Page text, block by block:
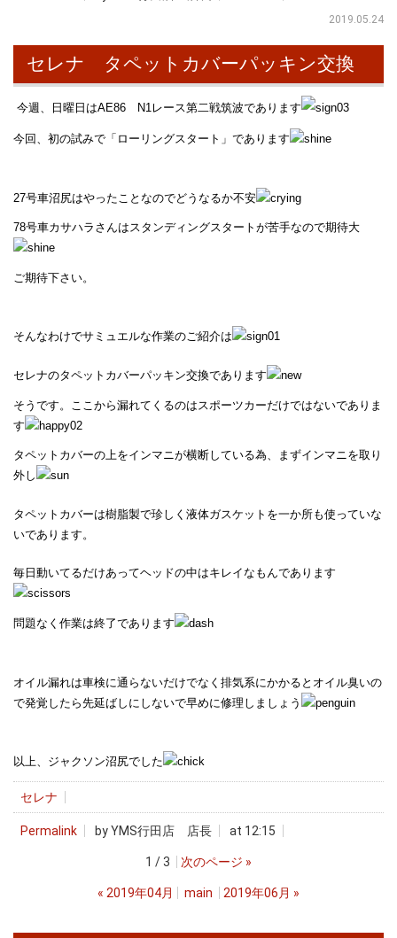
2019.05.24
セレナ タペットカバーパッキン交換
今週、日曜日はAE86 N1レース第二戦筑波であります
今回、初の試みで「ローリングスタート」であります
27号車沼尻はやったことなのでどうなるか不安
78号車カサハラさんはスタンディングスタートが苦手なので期待大
ご期待下さい。
そんなわけでサミュエルな作業のご紹介は
セレナのタペットカバーパッキン交換であります
そうです。ここから漏れてくるのはスポーツカーだけではないでありま
す
タペットカバーの上をインマニが横断している為、まずインマニを取り
外し
タペットカバーは樹脂製で珍しく液体ガスケットを一か所も使っていな
いであります。
毎日動いてるだけあってヘッドの中はキレイなもんであります
問題なく作業は終了であります
オイル漏れは車検に通らないだけでなく排気系にかかるとオイル臭いの
で発覚したら先延ばしにしないで早めに修理しましょう
以上、ジャクソン沼尻でした
セレナ
Permalink by YMS行田店 店長 at 12:15
1 / 3 次のページ »
« 2019年04月 main 2019年06月 »